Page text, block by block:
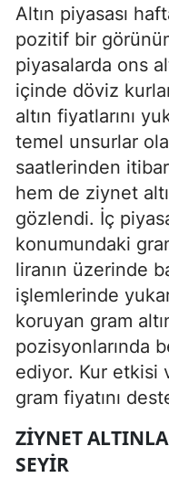
Altın piyasası
pozitif bir
piyasalarda ons
içinde döviz
altın fiyatlarını
temel unsurlar
saatlerinden
hem de ziynet
gözlendi. İç
konumundaki
liranın üzerinde
işlemlerinde
koruyan gram
pozisyonlarında
ediyor. Kur etkisi
gram fiyatını
ZIYNET
SEYIR